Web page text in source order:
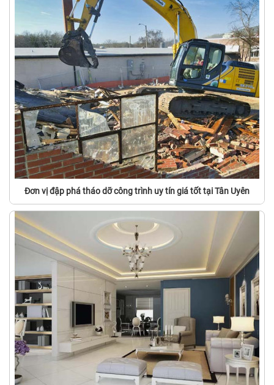
Đơn vị đập phá tháo dỡ công trình uy tín giá tốt tại Tân Uyên